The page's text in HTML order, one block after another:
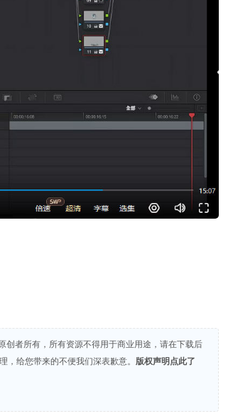
创者所有，所有资源不得用于商业用途，请在下载后
，给您带来的不便我们深表歉意。
版权声明点此了